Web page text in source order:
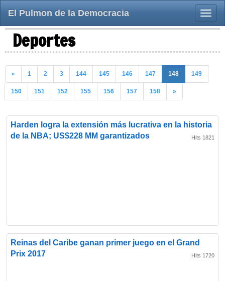
Toggle
El Pulmon de la Democracia
Deportes
« 1 2 3 144 145 146 147 148 149
150 151 152 155 156 157 158 »
Harden logra la extensión más lucrativa en la historia
de la NBA; US$228 MM garantizados
Hits 1821
Reinas del Caribe ganan primer juego en el Grand
Prix 2017
Hits 1720